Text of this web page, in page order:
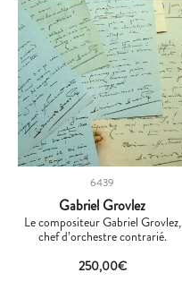
6439
Gabriel Grovlez
Le compositeur Gabriel Grovlez,
chef d’orchestre contrarié.
250,00€